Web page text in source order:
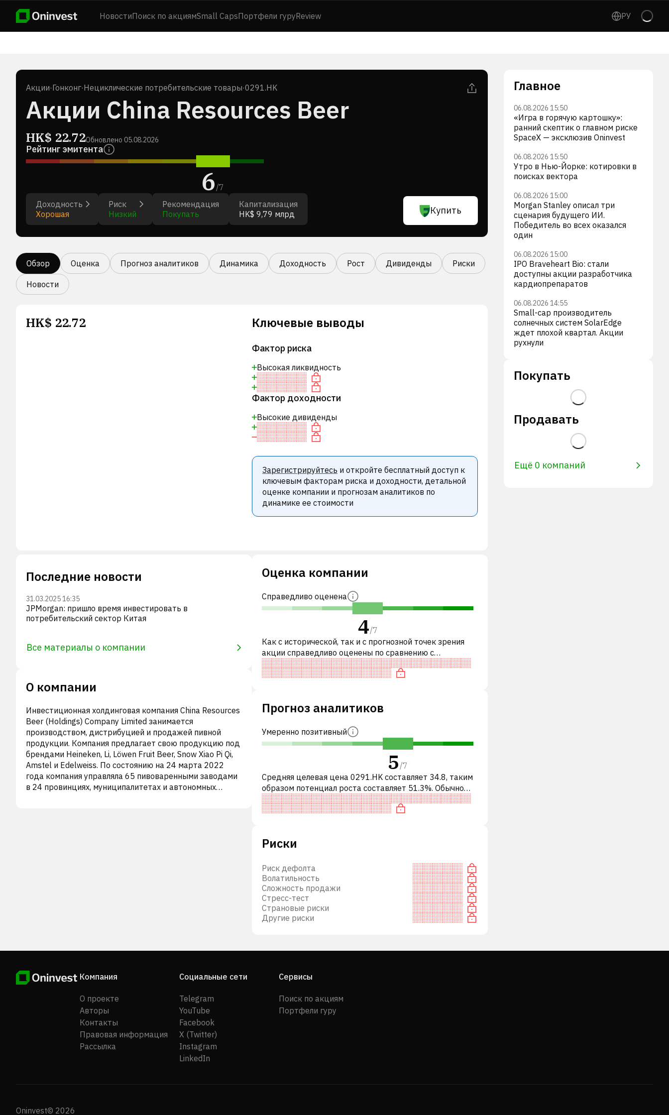
НовостиПоиск по акциямSmall CapsПортфели гуруReview РУ
Акции·Гонконг·Нециклические потребительские товары·0291.HK
Акции China Resources Beer
HK$ 22.72Обновлено 05.08.2026
Рейтинг эмитента
6/7
Доходность
Хорошая
Риск
Низкий
Рекомендация
Покупать
Капитализация
HK$ 9,79 млрд
Купить
Обзор Оценка Прогноз аналитиков Динамика Доходность Рост Дивиденды Риски
Новости
HK$ 22.72 Ключевые выводы
Фактор риска
Высокая ликвидность
Фактор доходности
Высокие дивиденды
Зарегистрируйтесь и откройте бесплатный доступ к
ключевым факторам риска и доходности, детальной
оценке компании и прогнозам аналитиков по
динамике ее стоимости
Последние новости
31.03.2025 16:35
JPMorgan: пришло время инвестировать в
потребительский сектор Китая
Все материалы о компании
О компании
Инвестиционная холдинговая компания China Resources
Beer (Holdings) Company Limited занимается
производством, дистрибуцией и продажей пивной
продукции. Компания предлагает свою продукцию под
брендами Heineken, Li, Löwen Fruit Beer, Snow Xiao Pi Qi,
Amstel и Edelweiss. По состоянию на 24 марта 2022
года компания управляла 65 пивоваренными заводами
в 24 провинциях, муниципалитетах и автономных
Оценка компании
Справедливо оценена
4/7
Как с исторической, так и с прогнозной точек зрения
акции справедливо оценены по сравнению с
аналогичными акциями. В частности, акция
справедливо оценена по P/E, нейтраль
Прогноз аналитиков
Умеренно позитивный
5/7
Средняя целевая цена 0291.HK составляет 34.8, таким
образом потенциал роста составляет 51.3%. Обычно
это означает рекомендацию «ПОКУПАТЬ» среди
инвестиционных компаний ил
Риски
Риск дефолта
Волатильность
Сложность продажи
Стресс-тест
Страновые риски
Другие риски
Главное
06.08.2026 15:50
«Игра в горячую картошку»:
ранний скептик о главном риске
SpaceX — эксклюзив Oninvest
06.08.2026 15:50
Утро в Нью-Йорке: котировки в
поисках вектора
06.08.2026 15:00
Morgan Stanley описал три
сценария будущего ИИ.
Победитель во всех оказался
один
06.08.2026 15:00
IPO Braveheart Bio: стали
доступны акции разработчика
кардиопрепаратов
06.08.2026 14:55
Small-cap производитель
солнечных систем SolarEdge
ждет плохой квартал. Акции
рухнули
Покупать
Продавать
Ещё 0 компаний
Компания
О проекте
Авторы
Контакты
Правовая информация
Рассылка
Социальные сети
Telegram
YouTube
Facebook
X (Twitter)
Instagram
LinkedIn
Сервисы
Поиск по акциям
Портфели гуру
Oninvest© 2026